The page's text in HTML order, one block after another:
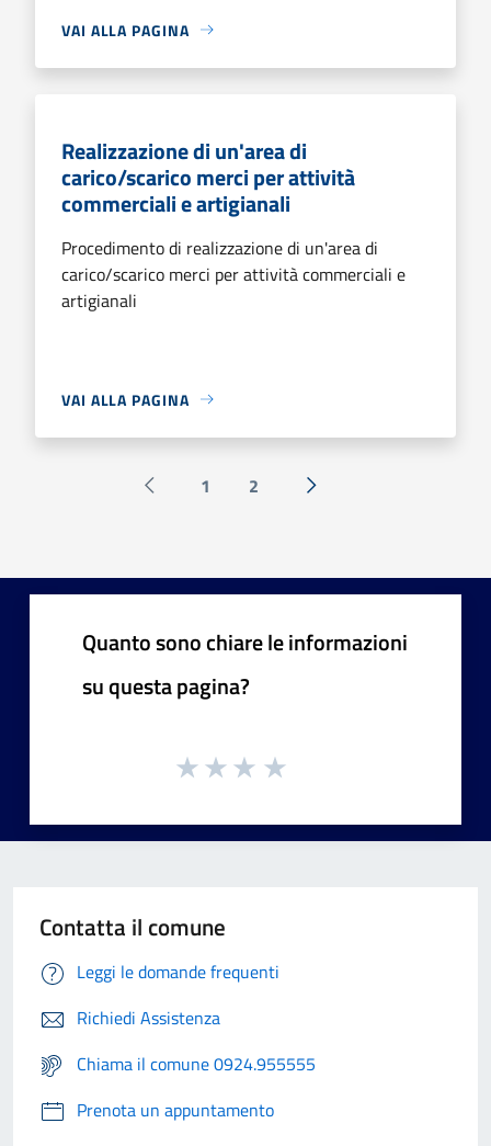
VAI ALLA PAGINA
Realizzazione di un'area di
carico/scarico merci per attività
commerciali e artigianali
Procedimento di realizzazione di un'area di
carico/scarico merci per attività commerciali e
artigianali
VAI ALLA PAGINA
Pagina precedente
1 2 Successiva »
Quanto sono chiare le informazioni
su questa pagina?
Contatta il comune
Leggi le domande frequenti
Richiedi Assistenza
Chiama il comune 0924.955555
Prenota un appuntamento